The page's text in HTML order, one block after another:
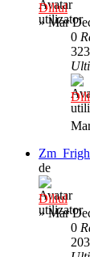
Diliul
»Mar
0
de
Diliul
»Mar
0